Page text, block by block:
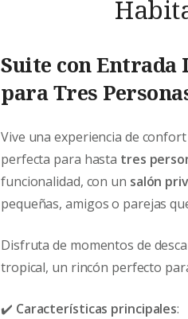
Suite con Entrada
para Tres
Vive una experiencia de
perfecta para hasta tres
funcionalidad, con un salón
pequeñas, amigos o parejas
Disfruta de momentos de
tropical, un rincón perfecto
✔️ Características principales: